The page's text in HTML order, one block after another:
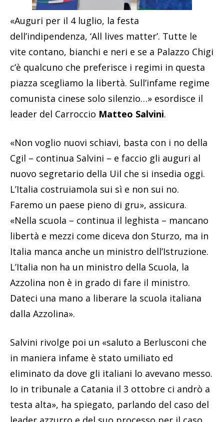
«Auguri per il 4 luglio, la festa
dell’indipendenza, ‘All lives matter’. Tutte le
vite contano, bianchi e neri e se a Palazzo Chigi
c’è qualcuno che preferisce i regimi in questa
piazza scegliamo la libertà. Sull’infame regime
comunista cinese solo silenzio…» esordisce il
leader del Carroccio Matteo Salvini.
«Non voglio nuovi schiavi, basta con i no della
Cgil – continua Salvini – e faccio gli auguri al
nuovo segretario della Uil che si insedia oggi.
L’Italia costruiamola sui sì e non sui no.
Faremo un paese pieno di gru», assicura.
«Nella scuola – continua il leghista – mancano
libertà e mezzi come diceva don Sturzo, ma in
Italia manca anche un ministro dell’Istruzione.
L’Italia non ha un ministro della Scuola, la
Azzolina non è in grado di fare il ministro.
Dateci una mano a liberare la scuola italiana
dalla Azzolina».
Salvini rivolge poi un «saluto a Berlusconi che
in maniera infame è stato umiliato ed
eliminato da dove gli italiani lo avevano messo.
Io in tribunale a Catania il 3 ottobre ci andrò a
testa alta», ha spiegato, parlando del caso del